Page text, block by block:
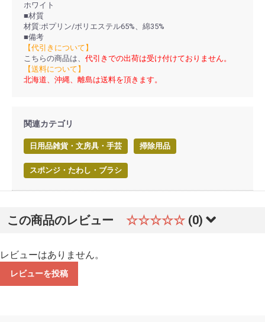
ホワイト
■材質
材質:ポプリン/ポリエステル65%、綿35%
■備考
【代引きについて】
こちらの商品は、 代引きでの出荷は受け付けておりません。
【送料について】
北海道、沖縄、離島は送料を頂きます。
関連カテゴリ
日用品雑貨・文房具・手芸 掃除用品
スポンジ・たわし・ブラシ
この商品のレビュー ☆☆☆☆☆ (0)
レビューはありません。
レビューを投稿